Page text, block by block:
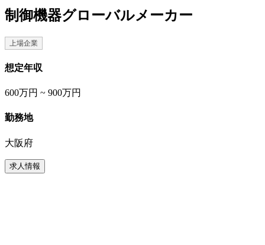
制御機器グローバルメーカー
上場企業
想定年収
600万円 ~ 900万円
勤務地
大阪府
求人情報